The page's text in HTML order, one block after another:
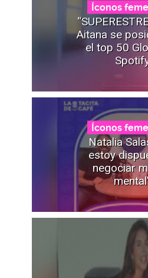
Íconos
Aitana se
el top 50
Íconos
Natalia
estoy
negociar